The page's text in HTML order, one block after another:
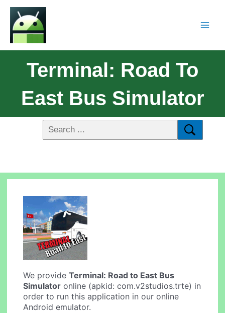
Terminal: Road To
East Bus Simulator
We provideTerminal: Road to East Bus
Simulator online (apkid: com.v2studios.trte) in
order to run this application in our online
Android emulator.